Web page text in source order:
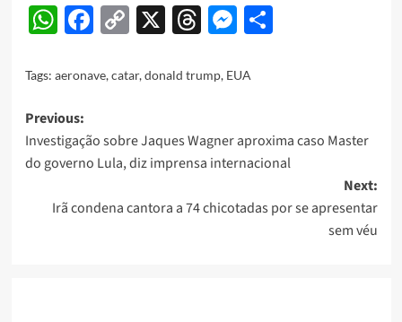
WhatsApp
Facebook
Copy
X Threads
Messenger
Share
Tags: aeronave,catar,donald trump, EUA
Post
navigation
Previous:
Investigação sobre Jaques Wagner aproxima caso Master
do governo Lula, diz imprensa internacional
Next:
Irã condena cantora a 74 chicotadas por se apresentar
sem véu